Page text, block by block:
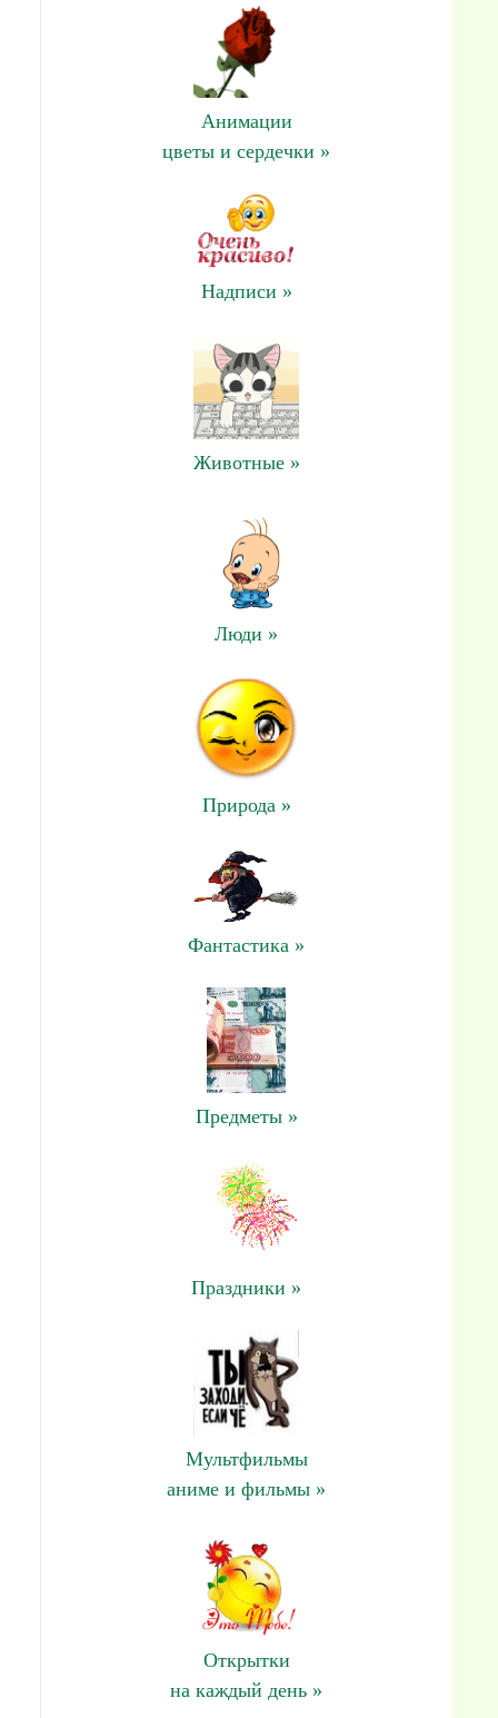
Анимации
цветы и сердечки »
Надписи »
Животные »
Люди »
Природа »
Фантастика »
Предметы »
Праздники »
Мультфильмы
аниме и фильмы »
Открытки
на каждый день »